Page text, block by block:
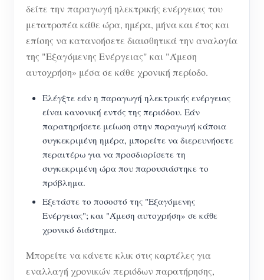
δείτε την παραγωγή ηλεκτρικής ενέργειας του
μετατροπέα κάθε ώρα, ημέρα, μήνα και έτος και
επίσης να κατανοήσετε διαισθητικά την αναλογία
της "Εξαγόμενης Ενέργειας" και "Άμεση
αυτοχρήση» μέσα σε κάθε χρονική περίοδο.
Ελέγξτε εάν η παραγωγή ηλεκτρικής ενέργειας
είναι κανονική εντός της περιόδου. Εάν
παρατηρήσετε μείωση στην παραγωγή κάποια
συγκεκριμένη ημέρα, μπορείτε να διερευνήσετε
περαιτέρω για να προσδιορίσετε τη
συγκεκριμένη ώρα που παρουσιάστηκε το
πρόβλημα.
Εξετάστε το ποσοστό της "Εξαγόμενης
Ενέργειας"; και "Άμεση αυτοχρήση» σε κάθε
χρονικό διάστημα.
Μπορείτε να κάνετε κλικ στις καρτέλες για
εναλλαγή χρονικών περιόδων παρατήρησης,